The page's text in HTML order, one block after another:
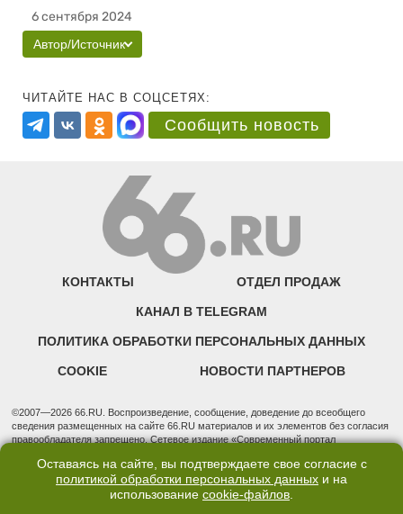
6 сентября 2024
Автор/Источник
ЧИТАЙТЕ НАС В СОЦСЕТЯХ:
Сообщить новость
КОНТАКТЫ ОТДЕЛ ПРОДАЖ
КАНАЛ В TELEGRAM
ПОЛИТИКА ОБРАБОТКИ ПЕРСОНАЛЬНЫХ ДАННЫХ
COOKIE НОВОСТИ ПАРТНЕРОВ
©2007—2026 66.RU. Воспроизведение, сообщение, доведение до всеобщего
сведения размещенных на сайте 66.RU материалов и их элементов без согласия
правообладателя запрещено. Сетевое издание «Современный портал
надзору в сфере связи, информационных технологий и массовых коммуникаций
(Роскомнадзор). Регистрационный номер ЭЛ № ФС 77 - 76634 от 02.09.2019
Учредитель: Общество с ограниченной ответственностью "66.ру". Юридический
Оставаясь на сайте, вы подтверждаете свое согласие с
политикой обработки персональных данных и на
использование cookie-файлов.